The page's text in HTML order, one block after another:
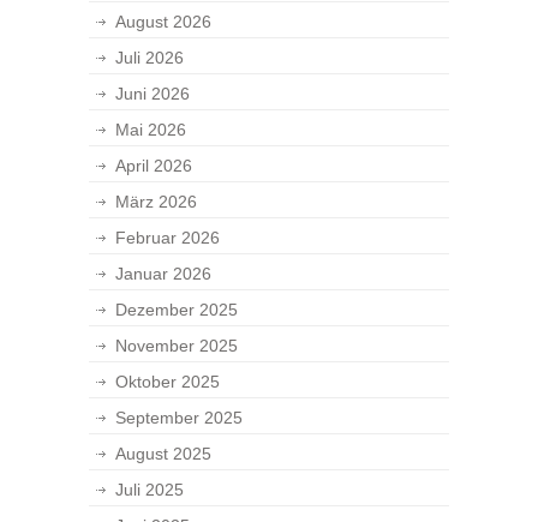
August 2026
Juli 2026
Juni 2026
Mai 2026
April 2026
März 2026
Februar 2026
Januar 2026
Dezember 2025
November 2025
Oktober 2025
September 2025
August 2025
Juli 2025